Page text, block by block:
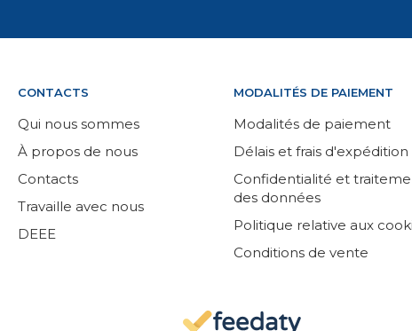
CONTACTS
Qui nous sommes
À propos de nous
Contacts
Travaille avec nous
DEEE
MODALITÉS DE PAIEMENT
Modalités de paiement
Délais et frais d'expédition
Confidentialité et
des données
Politique relative aux
Conditions de vente